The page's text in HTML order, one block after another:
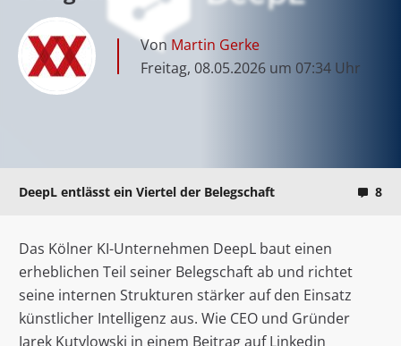
Von Martin Gerke
Freitag, 08.05.2026 um 07:34 Uhr
DeepL entlässt ein Viertel der Belegschaft 8
Das Kölner KI-Unternehmen DeepL baut einen
erheblichen Teil seiner Belegschaft ab und richtet
seine internen Strukturen stärker auf den Einsatz
künstlicher Intelligenz aus. Wie CEO und Gründer
Jarek Kutylowski in einem Beitrag auf Linkedin